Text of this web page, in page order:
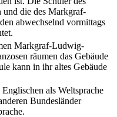
und die des Markgraf-
abwechselnd vormittags
Markgraf-Ludwig-
räumen das Gebäude
kann in ihr altes Gebäude
als Weltsprache
Bundesländer